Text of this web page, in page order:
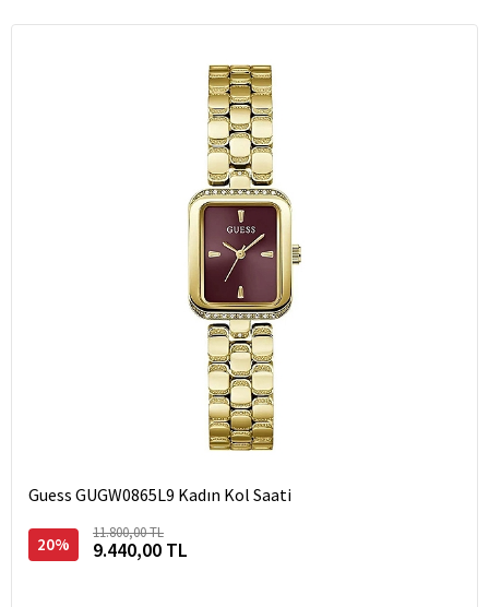
Guess GUGW0865L9 Kadın Kol Saati
20%
11.800,00 TL
9.440,00 TL